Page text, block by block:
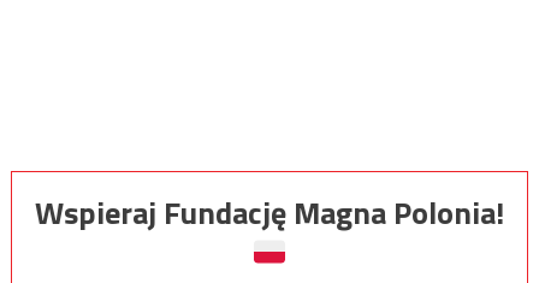
Wspieraj Fundację Magna Polonia!